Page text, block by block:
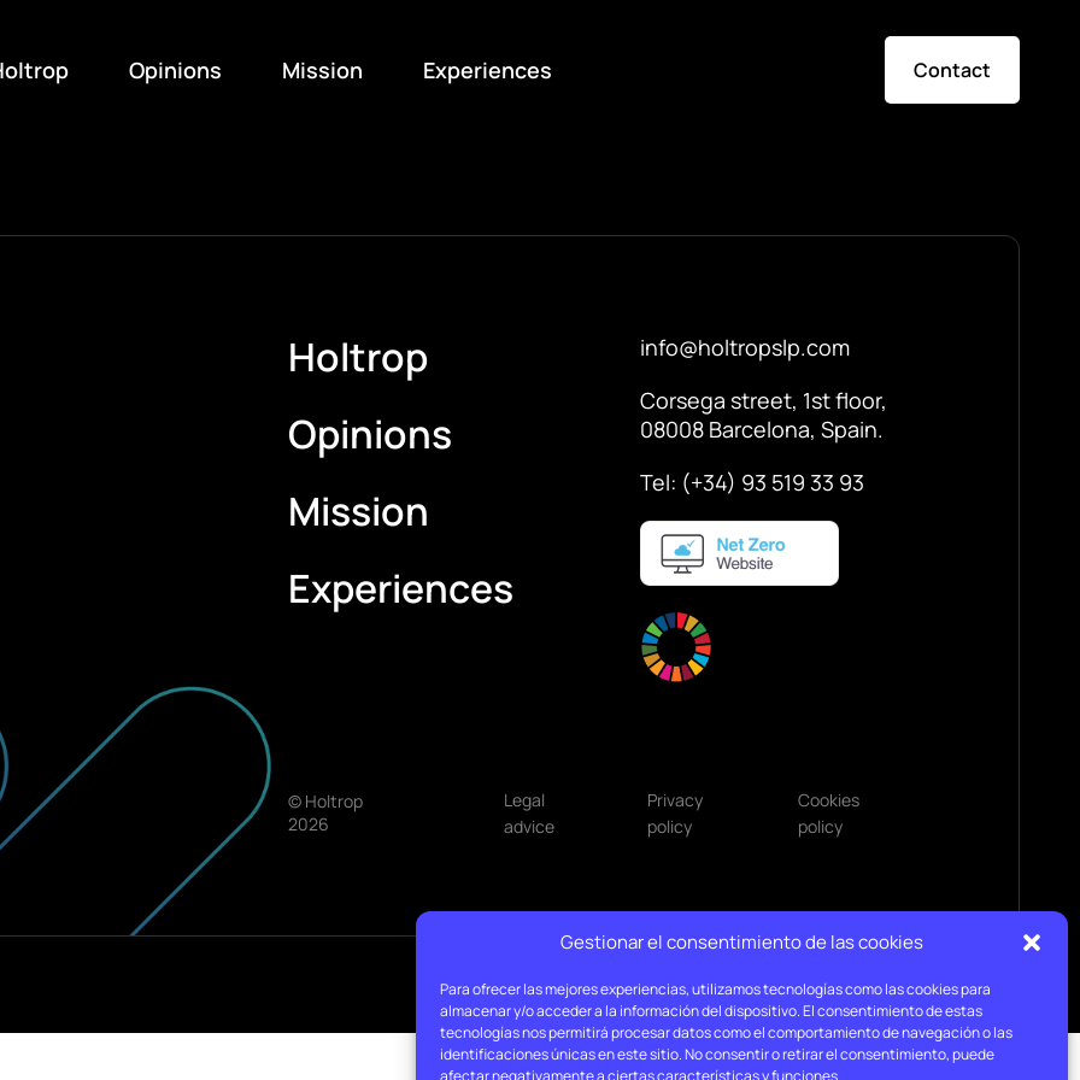
Gestionar el consentimiento de las cookies
Para ofrecer las mejores experiencias, utilizamos tecnologías como las cookies para
almacenar y/o acceder a la información del dispositivo. El consentimiento de estas
tecnologías nos permitirá procesar datos como el comportamiento de navegación o las
identificaciones únicas en este sitio. No consentir o retirar el consentimiento, puede
afectar negativamente a ciertas características y funciones.
Opinions Mission Experiences Contact
Holtrop
Opinions
Mission
Experiences
info@holtropslp.com
Corsega street, 1st floor,
08008 Barcelona, Spain.
Tel: (+34) 93 519 33 93
© Holtrop
2026
Legal
advice
Privacy
policy
Cookies
policy